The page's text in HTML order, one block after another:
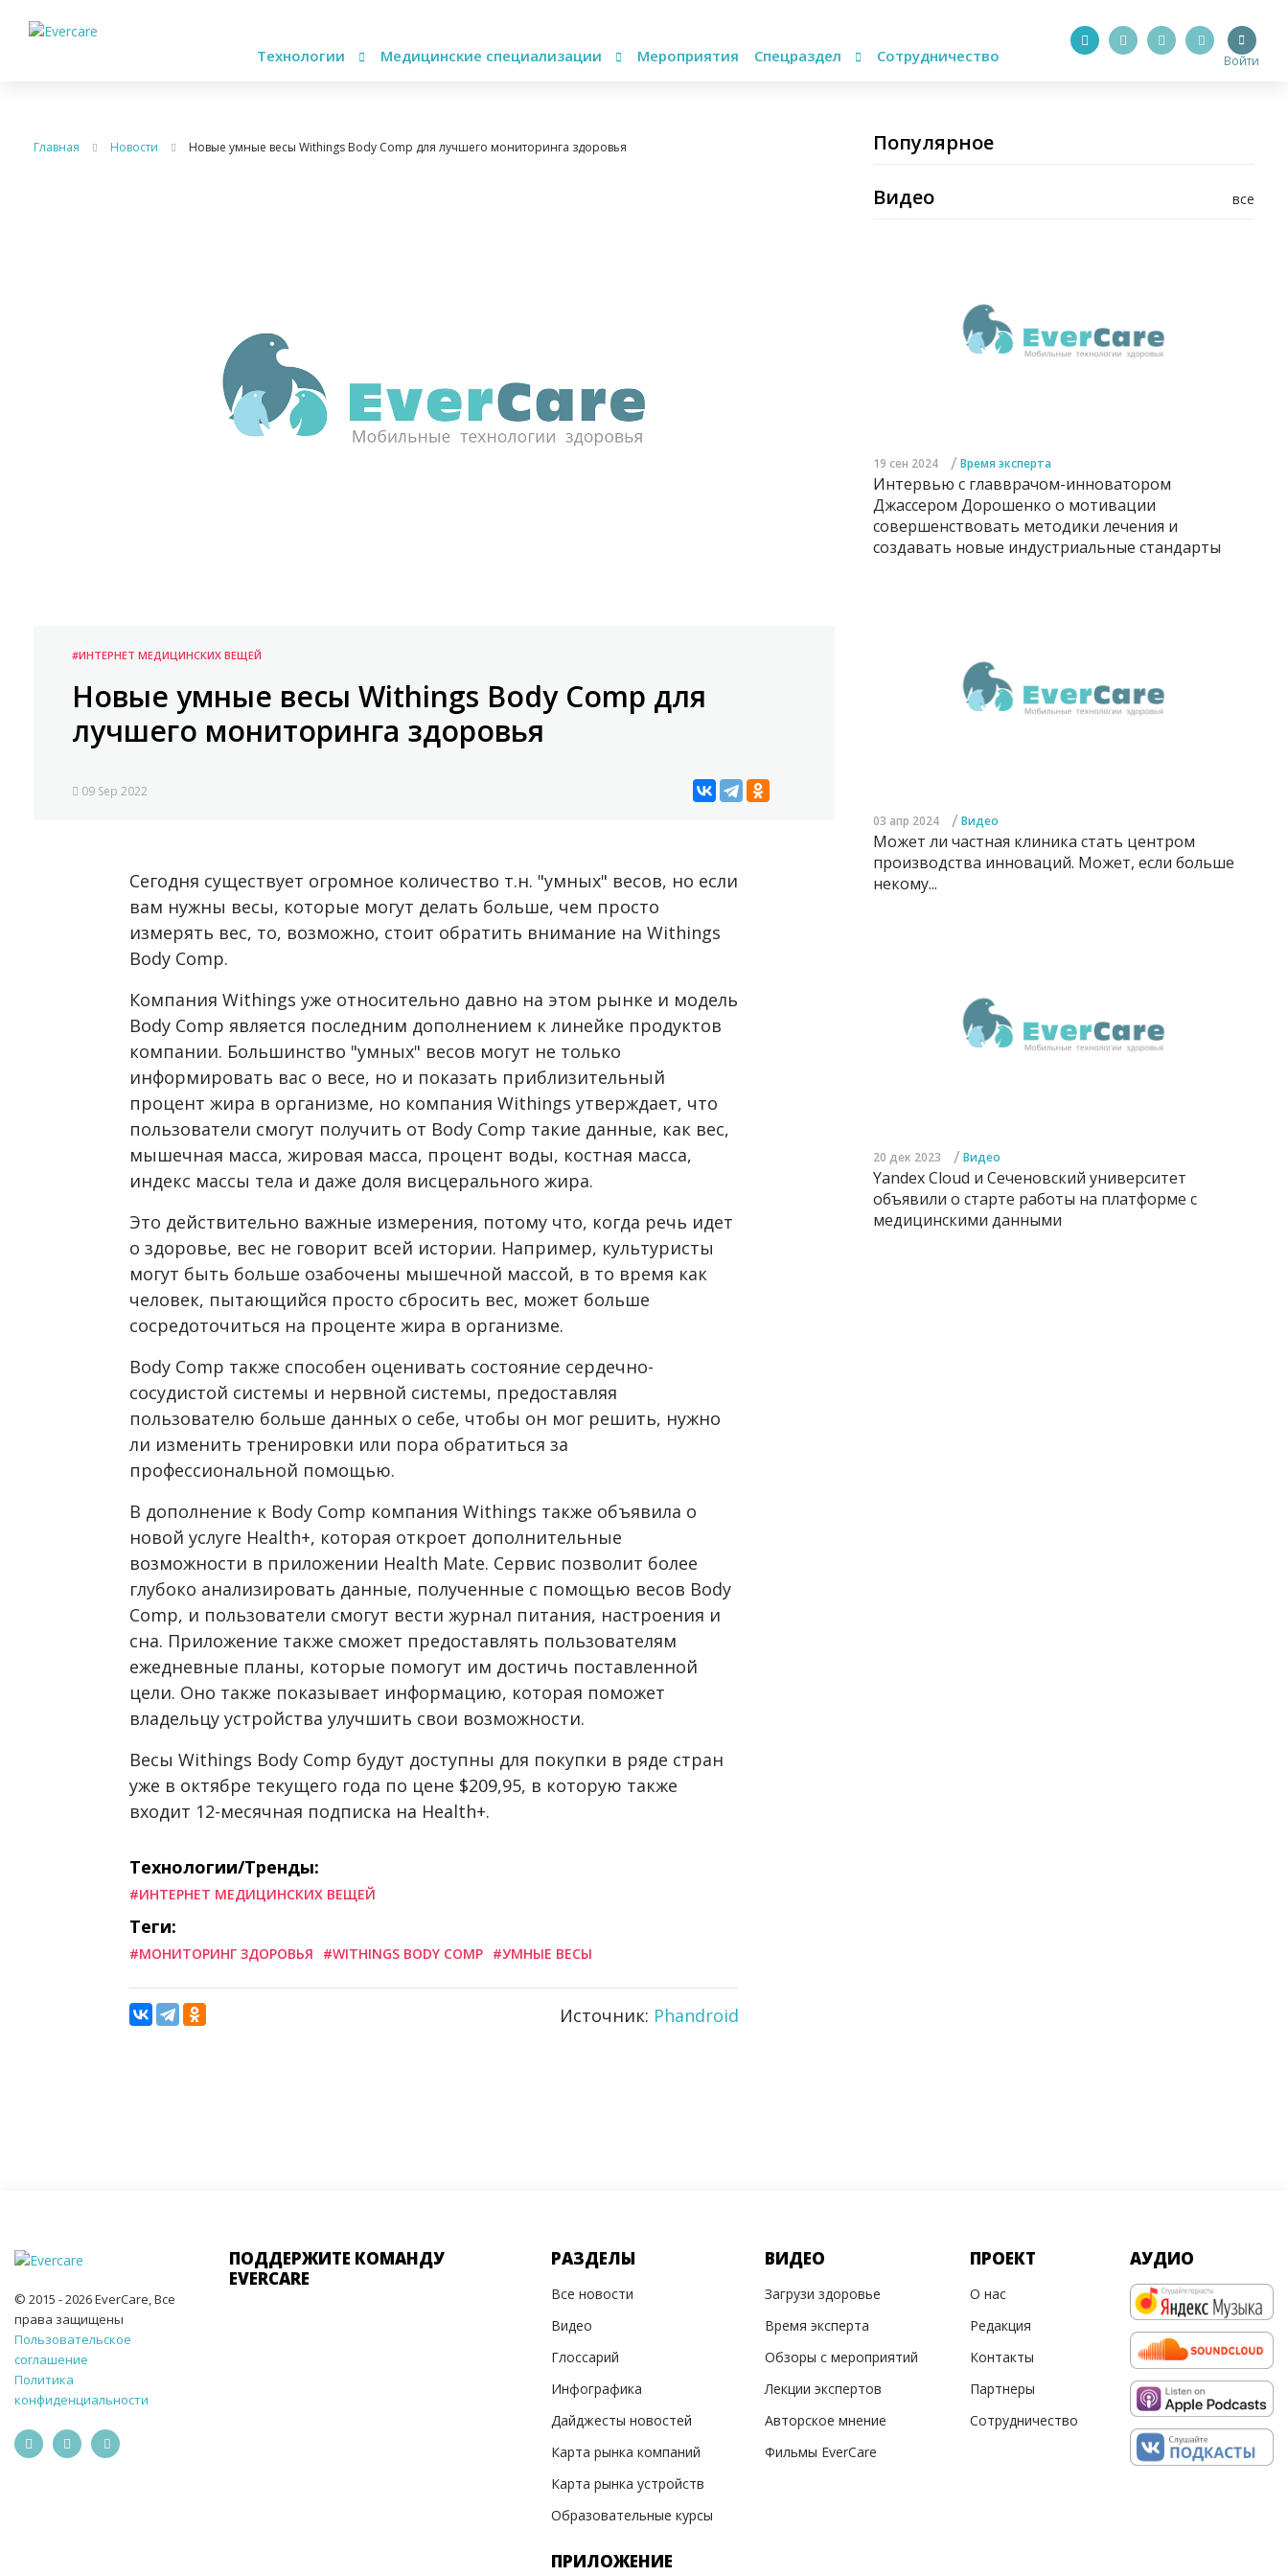
Технологии Медицинские специализации Мероприятия Спецраздел Сотрудничество Войти
Главная Новости Новые умные весы Withings Body Comp для лучшего мониторинга здоровья
#ИНТЕРНЕТ МЕДИЦИНСКИХ ВЕЩЕЙ
Новые умные весы Withings Body Comp для
лучшего мониторинга здоровья
09 Sep 2022
Сегодня существует огромное количество т.н. "умных" весов, но если
вам нужны весы, которые могут делать больше, чем просто
измерять вес, то, возможно, стоит обратить внимание на Withings
Body Comp.
Компания Withings уже относительно давно на этом рынке и модель
Body Comp является последним дополнением к линейке продуктов
компании. Большинство "умных" весов могут не только
информировать вас о весе, но и показать приблизительный
процент жира в организме, но компания Withings утверждает, что
пользователи смогут получить от Body Comp такие данные, как вес,
мышечная масса, жировая масса, процент воды, костная масса,
индекс массы тела и даже доля висцерального жира.
Это действительно важные измерения, потому что, когда речь идет
о здоровье, вес не говорит всей истории. Например, культуристы
могут быть больше озабочены мышечной массой, в то время как
человек, пытающийся просто сбросить вес, может больше
сосредоточиться на проценте жира в организме.
Body Comp также способен оценивать состояние сердечно-
сосудистой системы и нервной системы, предоставляя
пользователю больше данных о себе, чтобы он мог решить, нужно
ли изменить тренировки или пора обратиться за
профессиональной помощью.
В дополнение к Body Comp компания Withings также объявила о
новой услуге Health+, которая откроет дополнительные
возможности в приложении Health Mate. Сервис позволит более
глубоко анализировать данные, полученные с помощью весов Body
Comp, и пользователи смогут вести журнал питания, настроения и
сна. Приложение также сможет предоставлять пользователям
ежедневные планы, которые помогут им достичь поставленной
цели. Оно также показывает информацию, которая поможет
владельцу устройства улучшить свои возможности.
Весы Withings Body Comp будут доступны для покупки в ряде стран
уже в октябре текущего года по цене $209,95, в которую также
входит 12-месячная подписка на Health+.
Технологии/Тренды:
#ИНТЕРНЕТ МЕДИЦИНСКИХ ВЕЩЕЙ
Теги:
#МОНИТОРИНГ ЗДОРОВЬЯ #WITHINGS BODY COMP #УМНЫЕ ВЕСЫ
Источник: Phandroid
Популярное
все
Видео
19 сен 2024 / Время эксперта
Интервью с главврачом-инноватором
Джассером Дорошенко о мотивации
совершенствовать методики лечения и
создавать новые индустриальные стандарты
03 апр 2024 / Видео
Может ли частная клиника стать центром
производства инноваций. Может, если больше
некому...
20 дек 2023 / Видео
Yandex Cloud и Сеченовский университет
объявили о старте работы на платформе с
медицинскими данными
© 2015 - 2026 EverCare, Все
права защищены
Пользовательское
соглашение
Политика
конфиденциальности
ПОДДЕРЖИТЕ КОМАНДУ
EVERCARE
РАЗДЕЛЫ
Все новости
Видео
Глоссарий
Инфографика
Дайджесты новостей
Карта рынка компаний
Карта рынка устройств
Образовательные курсы
ПРИЛОЖЕНИЕ
ВИДЕО
Загрузи здоровье
Время эксперта
Обзоры с мероприятий
Лекции экспертов
Авторское мнение
Фильмы EverCare
ПРОЕКТ
О нас
Редакция
Контакты
Партнеры
Сотрудничество
АУДИО